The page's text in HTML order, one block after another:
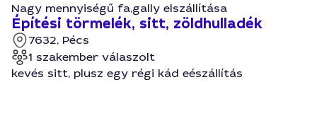
Nagy mennyiségű fa,gally elszállítása
Építési törmelék, sitt, zöldhulladék
7632, Pécs
1 szakember válaszolt
kevés sitt, plusz egy régi kád eészállítás